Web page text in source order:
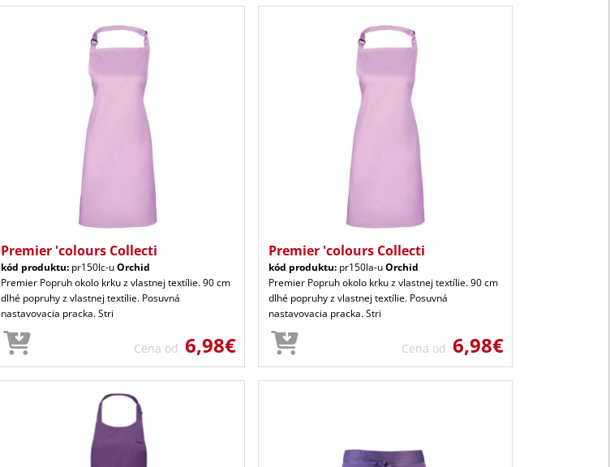
Premier 'colours Collecti
kód produktu: pr150lc-uOrchid
Premier Popruh okolo krku z vlastnej textílie. 90 cm
dlhé popruhy z vlastnej textílie. Posuvná
nastavovacia pracka. Stri
Cena od 6,98€
Premier 'colours Collecti
kód produktu: pr150la-uOrchid
Premier Popruh okolo krku z vlastnej textílie. 90 cm
dlhé popruhy z vlastnej textílie. Posuvná
nastavovacia pracka. Stri
Cena od 6,98€